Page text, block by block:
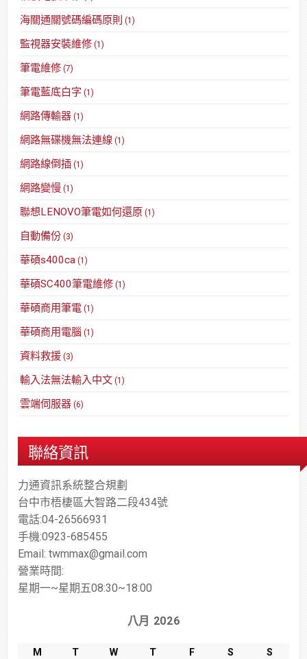
海關通關號碼編碼原則 (1)
監視器安裝維修 (1)
筆電維修 (7)
筆電藍底白字 (1)
網路傳輸器 (1)
網路無碟機無法連線 (1)
網路線倒插 (1)
網路變慢 (1)
聯想LENOVO筆電如何還原 (1)
自動備份 (3)
華碩s400ca (1)
華碩SC400筆電維修 (1)
華碩商用筆電 (1)
華碩商用電腦 (1)
資料救援 (3)
輸入法無法輸入中文 (1)
雲端伺服器 (6)
聯絡資訊
力通資訊系統整合規劃
台中市梧棲區大智路二段434號
電話:04-26566931
手機:0923-685455
Email: twmmax@gmail.com
營業時間:
星期一~星期五08:30~18:00
八月 2026
M T W T F S
S